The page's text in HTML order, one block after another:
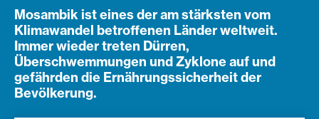
Mosambik ist eines der am stärksten vom
Klimawandel betroffenen Länder weltweit.
Immer wieder treten Dürren,
Überschwemmungen und Zyklone auf und
gefährden die Ernährungssicherheit der
Bevölkerung.